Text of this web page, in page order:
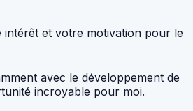
et votre motivation pour le
avec le développement de
incroyable pour moi.